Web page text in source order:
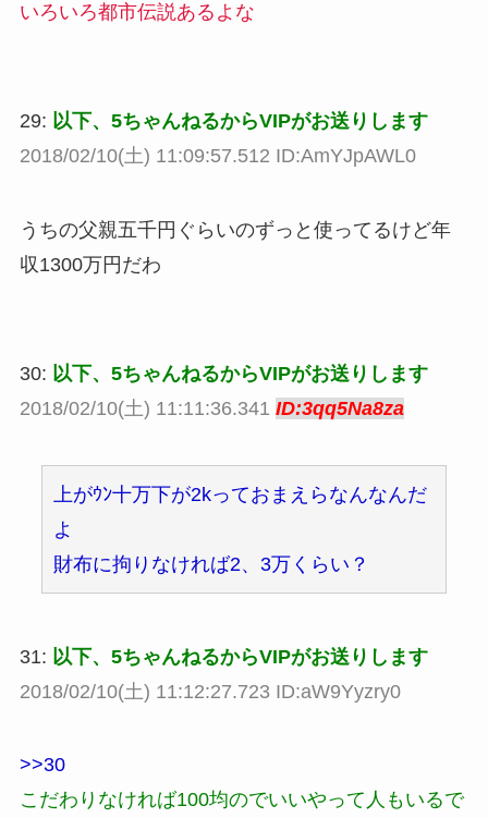
いろいろ都市伝説あるよな
29: 以下、5ちゃんねるからVIPがお送りします
2018/02/10(土) 11:09:57.512 ID:AmYJpAWL0
うちの父親五千円ぐらいのずっと使ってるけど年
収1300万円だわ
30: 以下、5ちゃんねるからVIPがお送りします
2018/02/10(土) 11:11:36.341 ID:3qq5Na8za
上がｳﾝ十万下が2kっておまえらなんなんだ
よ
財布に拘りなければ2、3万くらい？
31: 以下、5ちゃんねるからVIPがお送りします
2018/02/10(土) 11:12:27.723 ID:aW9Yyzry0
>>30
こだわりなければ100均のでいいやって人もいるで